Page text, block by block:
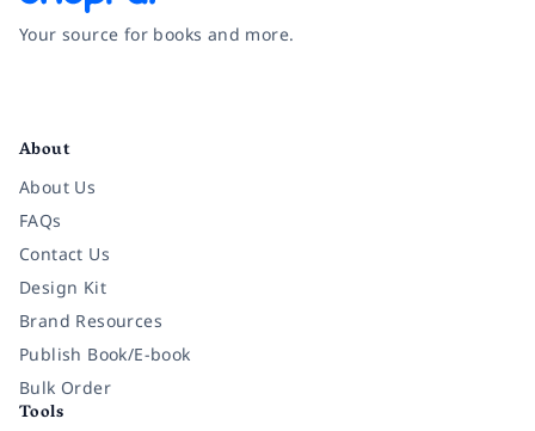
Your source for books and more.
About
About Us
FAQs
Contact Us
Design Kit
Brand Resources
Publish Book/E-book
Bulk Order
Tools